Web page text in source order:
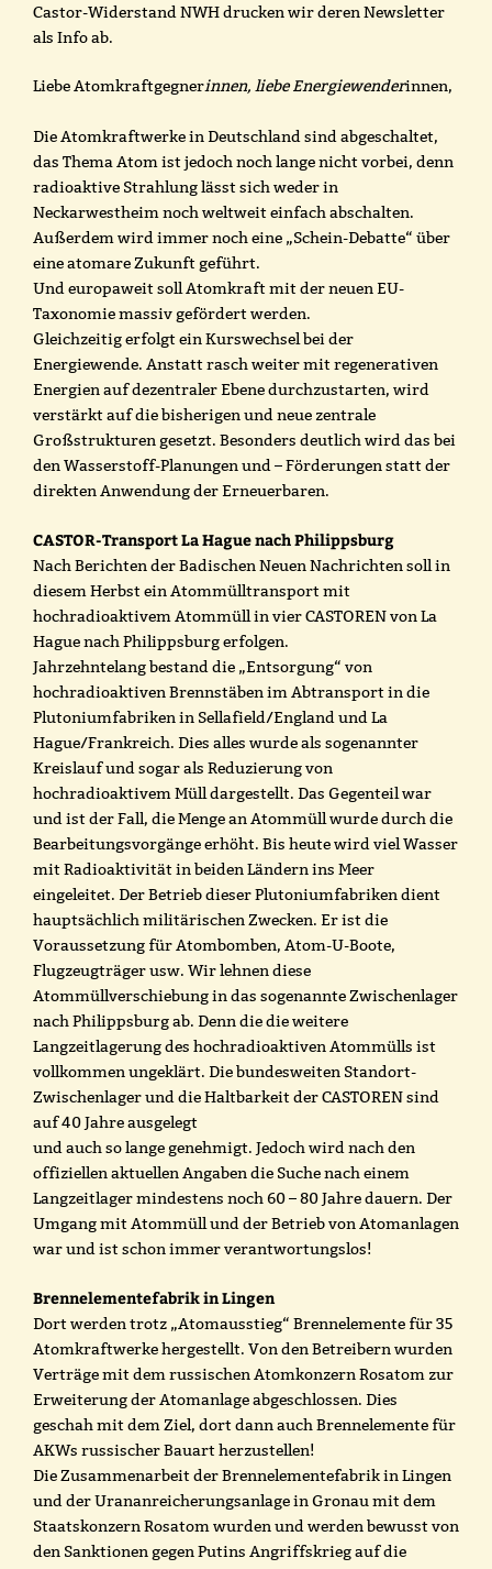
Castor-Widerstand NWH drucken wir deren Newsletter
als Info ab.
Liebe Atomkraftgegnerinnen, liebe Energiewenderinnen,
Die Atomkraftwerke in Deutschland sind abgeschaltet,
das Thema Atom ist jedoch noch lange nicht vorbei, denn
radioaktive Strahlung lässt sich weder in
Neckarwestheim noch weltweit einfach abschalten.
Außerdem wird immer noch eine „Schein-Debatte“ über
eine atomare Zukunft geführt.
Und europaweit soll Atomkraft mit der neuen EU-
Taxonomie massiv gefördert werden.
Gleichzeitig erfolgt ein Kurswechsel bei der
Energiewende. Anstatt rasch weiter mit regenerativen
Energien auf dezentraler Ebene durchzustarten, wird
verstärkt auf die bisherigen und neue zentrale
Großstrukturen gesetzt. Besonders deutlich wird das bei
den Wasserstoff-Planungen und – Förderungen statt der
direkten Anwendung der Erneuerbaren.
CASTOR-Transport La Hague nach Philippsburg
Nach Berichten der Badischen Neuen Nachrichten soll in
diesem Herbst ein Atommülltransport mit
hochradioaktivem Atommüll in vier CASTOREN von La
Hague nach Philippsburg erfolgen.
Jahrzehntelang bestand die „Entsorgung“ von
hochradioaktiven Brennstäben im Abtransport in die
Plutoniumfabriken in Sellafield/England und La
Hague/Frankreich. Dies alles wurde als sogenannter
Kreislauf und sogar als Reduzierung von
hochradioaktivem Müll dargestellt. Das Gegenteil war
und ist der Fall, die Menge an Atommüll wurde durch die
Bearbeitungsvorgänge erhöht. Bis heute wird viel Wasser
mit Radioaktivität in beiden Ländern ins Meer
eingeleitet. Der Betrieb dieser Plutoniumfabriken dient
hauptsächlich militärischen Zwecken. Er ist die
Voraussetzung für Atombomben, Atom-U-Boote,
Flugzeugträger usw. Wir lehnen diese
Atommüllverschiebung in das sogenannte Zwischenlager
nach Philippsburg ab. Denn die die weitere
Langzeitlagerung des hochradioaktiven Atommülls ist
vollkommen ungeklärt. Die bundesweiten Standort-
Zwischenlager und die Haltbarkeit der CASTOREN sind
auf 40 Jahre ausgelegt
und auch so lange genehmigt. Jedoch wird nach den
offiziellen aktuellen Angaben die Suche nach einem
Langzeitlager mindestens noch 60 – 80 Jahre dauern. Der
Umgang mit Atommüll und der Betrieb von Atomanlagen
war und ist schon immer verantwortungslos!
Brennelementefabrik in Lingen
Dort werden trotz „Atomausstieg“ Brennelemente für 35
Atomkraftwerke hergestellt. Von den Betreibern wurden
Verträge mit dem russischen Atomkonzern Rosatom zur
Erweiterung der Atomanlage abgeschlossen. Dies
geschah mit dem Ziel, dort dann auch Brennelemente für
AKWs russischer Bauart herzustellen!
Die Zusammenarbeit der Brennelementefabrik in Lingen
und der Urananreicherungsanlage in Gronau mit dem
Staatskonzern Rosatom wurden und werden bewusst von
den Sanktionen gegen Putins Angriffskrieg auf die